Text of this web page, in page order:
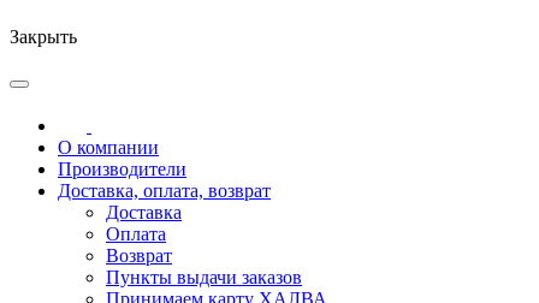
Закрыть
О компании
Производители
Доставка, оплата, возврат
Доставка
Оплата
Возврат
Пункты выдачи заказов